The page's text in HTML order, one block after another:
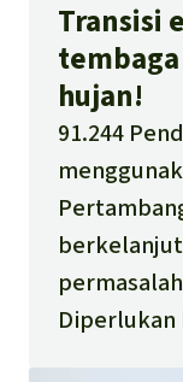
Transisi
hujan!
91.244
Diperlukan